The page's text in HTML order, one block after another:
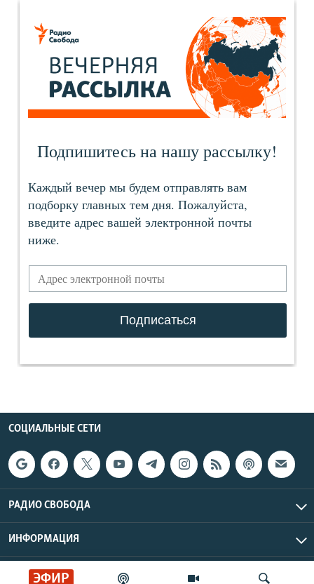
ЭФИР
СОЦИАЛЬНЫЕ СЕТИ
РАДИО СВОБОДА
ИНФОРМАЦИЯ
Радио Свобода © 2026 RFE/RL, Inc. | Все права защищены.